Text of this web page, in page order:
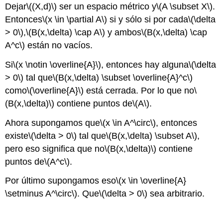
Dejar\((X,d)\) ser un espacio métrico y\(A \subset X\).
Entonces\(x \in \partial A\) si y sólo si por cada\(\delta
> 0\),\(B(x,\delta) \cap A\) y ambos\(B(x,\delta) \cap
A^c\) están no vacíos.
Si\(x \notin \overline{A}\), entonces hay alguna\(\delta
> 0\) tal que\(B(x,\delta) \subset \overline{A}^c\)
como\(\overline{A}\) está cerrada. Por lo que no\
(B(x,\delta)\) contiene puntos de\(A\).
Ahora supongamos que\(x \in A^\circ\), entonces
existe\(\delta > 0\) tal que\(B(x,\delta) \subset A\),
pero eso significa que no\(B(x,\delta)\) contiene
puntos de\(A^c\).
Por último supongamos eso\(x \in \overline{A}
\setminus A^\circ\). Que\(\delta > 0\) sea arbitrario.